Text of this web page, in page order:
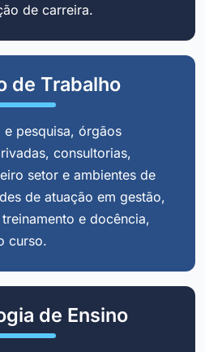
de carreira.
de Trabalho
e pesquisa, órgãos
consultorias,
setor e ambientes de
de atuação em gestão,
e docência,
curso.
de Ensino